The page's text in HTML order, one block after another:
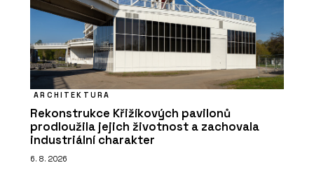
ARCHITEKTURA
Rekonstrukce Křižíkových pavilonů
prodloužila jejich životnost a zachovala
industriální charakter
6. 8. 2026